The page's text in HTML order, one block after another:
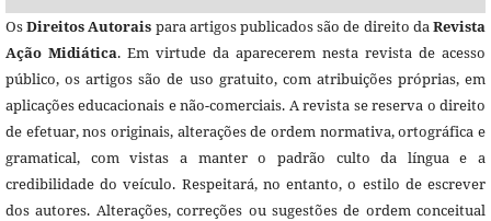
OsDireitos Autorais para artigos publicados são de direito daRevista
Ação Midiática. Em virtude da aparecerem nesta revista de acesso
público, os artigos são de uso gratuito, com atribuições próprias, em
aplicações educacionais e não-comerciais. A revista se reserva o direito
de efetuar, nos originais, alterações de ordem normativa, ortográfica e
gramatical, com vistas a manter o padrão culto da língua e a
credibilidade do veículo. Respeitará, no entanto, o estilo de escrever
dos autores. Alterações, correções ou sugestões de ordem conceitual